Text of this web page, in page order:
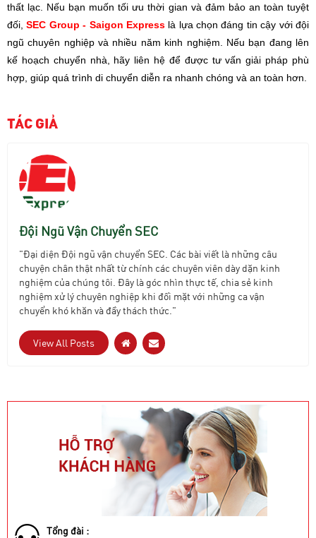
thất lạc. Nếu bạn muốn tối ưu thời gian và đảm bảo an toàn tuyệt
đối,SEC Group - Saigon Expresslà lựa chọn đáng tin cậy với đội
ngũ chuyên nghiệp và nhiều năm kinh nghiệm. Nếu bạn đang lên
kế hoạch chuyển nhà, hãy liên hệ để được tư vấn giải pháp phù
hợp, giúp quá trình di chuyển diễn ra nhanh chóng và an toàn hơn.
TÁC GIẢ
Đội Ngũ Vận Chuyển SEC
"Đại diện Đội ngũ vận chuyển SEC. Các bài viết là những câu
chuyện chân thật nhất từ chính các chuyên viên dày dặn kinh
nghiệm của chúng tôi. Đây là góc nhìn thực tế, chia sẻ kinh
nghiệm xử lý chuyên nghiệp khi đối mặt với những ca vận
chuyển khó khăn và đầy thách thức."
View All Posts
Tổng đài :